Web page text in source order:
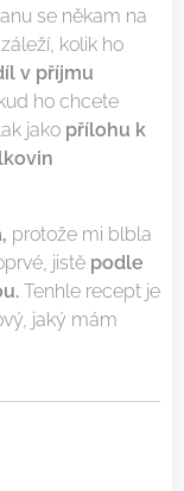
se někam na
kolik ho
v příjmu
ho chcete
jako přílohu k
protože mi blbla
jistě podle
Tenhle recept je
jaký mám